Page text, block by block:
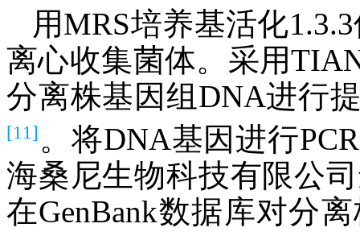
用MRS培养基活化
离心收集菌体。采用
分离株基因组DNA进行
[11] 。将DNA基因进行
海桑尼生物科技有限公
在GenBank数据库对分